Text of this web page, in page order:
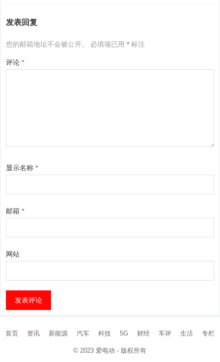
发表回复
您的邮箱地址不会被公开。 必填项已用* 标注
评论*
显示名称*
邮箱*
网站
首页 资讯 新能源 汽车 科技 5G 财经 车评 生活 专栏
© 2023爱电动 - 版权所有